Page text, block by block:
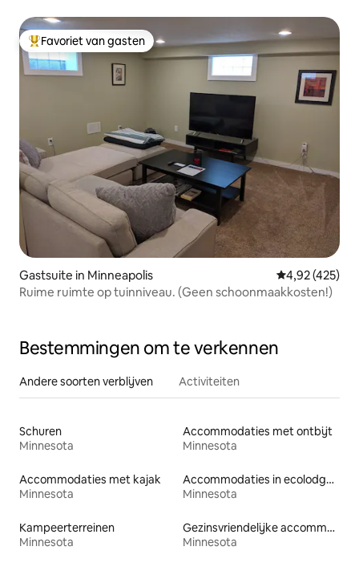
Topfavoriet van gasten
Favoriet van gasten
Gastsuite in Minneapolis Gemiddelde
4,92 (425)
Ruime ruimte op tuinniveau. (Geen schoonmaakkosten!)
Bestemmingen om te verkennen
Andere soorten verblijven Activiteiten
Schuren
Minnesota
Accommodaties met ontbijt
Minnesota
Accommodaties met kajak
Minnesota
Accommodaties in ecolodges
Minnesota
Kampeerterreinen
Minnesota
Gezinsvriendelijke accommodaties
Minnesota